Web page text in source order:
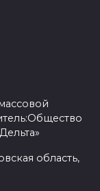
область,